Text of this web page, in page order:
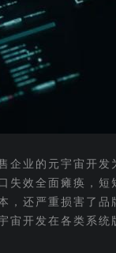
企业的元宇宙开
失效全面瘫痪，
，还严重损害了
宙开发在各类系统